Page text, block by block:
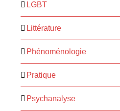
LGBT
Littérature
Phénoménologie
Pratique
Psychanalyse